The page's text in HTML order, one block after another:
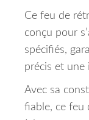
Ce feu de
conçu pour
spécifiés,
précis et une
Avec sa
fiable, ce feu